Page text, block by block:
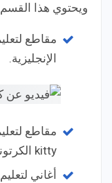
ويحتوي هذا القسم على
مقاطع
الإنجليزية.
مقاطع
kitty الكرتونية.
أغاني